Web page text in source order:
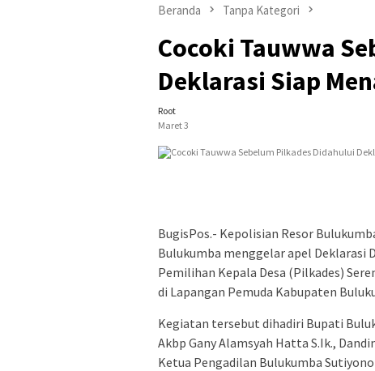
Beranda Tanpa Kategori
Cocoki Tauwwa
Deklarasi Siap
Root
Maret 3
BugisPos.- Kepolisian Resor
Bulukumba menggelar apel Deklarasi
Pemilihan Kepala Desa (Pilkades)
di Lapangan Pemuda Kabupaten
Kegiatan tersebut dihadiri Bupati
Akbp Gany Alamsyah Hatta S.Ik.,
Ketua Pengadilan Bulukumba Sutiyono